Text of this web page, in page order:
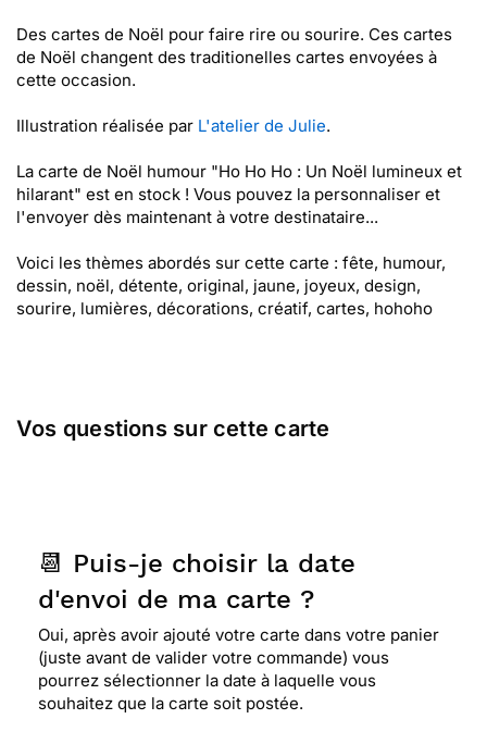
Des cartes de Noël pour faire rire ou sourire. Ces cartes
de Noël changent des traditionelles cartes envoyées à
cette occasion.
Illustration réalisée par L'atelier de Julie.
La carte de Noël humour "Ho Ho Ho : Un Noël lumineux et
hilarant" est en stock ! Vous pouvez la personnaliser et
l'envoyer dès maintenant à votre destinataire...
Voici les thèmes abordés sur cette carte : fête, humour,
dessin, noël, détente, original, jaune, joyeux, design,
sourire, lumières, décorations, créatif, cartes, hohoho
Vos questions sur cette carte
📆 Puis-je choisir la date
d'envoi de ma carte ?
Oui, après avoir ajouté votre carte dans votre panier
(juste avant de valider votre commande) vous
pourrez sélectionner la date à laquelle vous
souhaitez que la carte soit postée.